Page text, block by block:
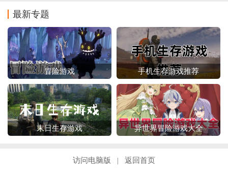
最新专题
冒险游戏 手机生存游戏推荐
末日生存游戏 异世界冒险游戏大全
访问电脑版 返回首页